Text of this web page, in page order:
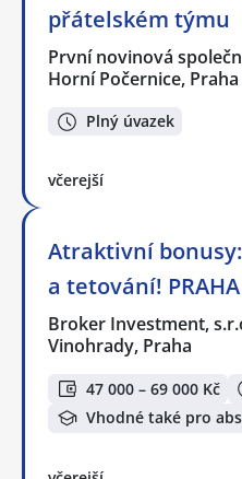
přátelském týmu
První novinová
Horní Počernice, Praha
Plný úvazek
včerejší
Atraktivní
a tetování! PRAHA
Broker Investment,
Vinohrady, Praha
47 000 – 69 000 Kč
Vhodné také pro